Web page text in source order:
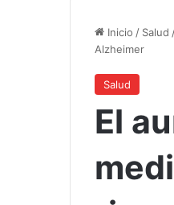
Inicio / Salud
Alzheimer
Salud
El